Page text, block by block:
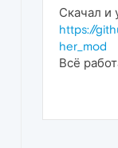
Скачал и
https://
her_mod
Всё